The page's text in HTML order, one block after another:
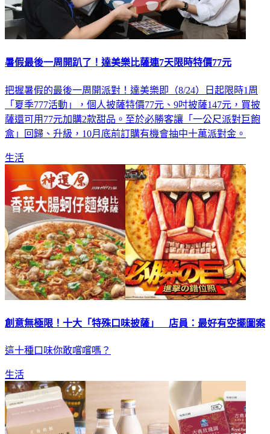
暑假最後一周開趴了！達美樂比薩連7天限時特價77元
把握暑假的最後一周開派對！達美樂即（8/24）日起限時1周
「夏季777活動」，個人披薩特價77元、9吋披薩147元，買披
薩還可用77元加購2款甜品。至於必勝客讓「一公尺派對巨飽
盒」回歸、升級，10月底前訂購有機會抽中十萬派對金。
生活
創意無極限！十大「特殊口味披薩」 店員：最好有空擺圖案
這十種口味你敢嚐嚐嗎？
生活